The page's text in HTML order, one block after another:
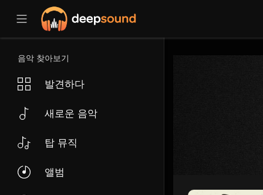
음악 찾아보기
발견하다
새로운 음악
탑 뮤직
앨범